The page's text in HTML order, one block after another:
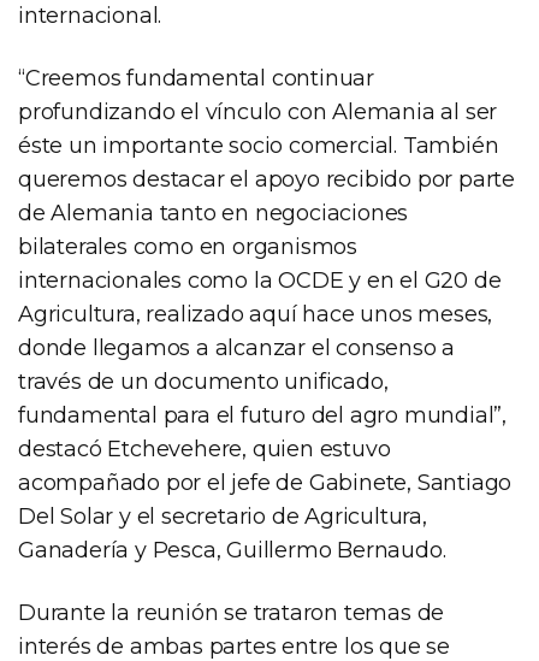
internacional.
“Creemos fundamental continuar
profundizando el vínculo con Alemania al ser
éste un importante socio comercial. También
queremos destacar el apoyo recibido por parte
de Alemania tanto en negociaciones
bilaterales como en organismos
internacionales como la OCDE y en el G20 de
Agricultura, realizado aquí hace unos meses,
donde llegamos a alcanzar el consenso a
través de un documento unificado,
fundamental para el futuro del agro mundial”,
destacó Etchevehere, quien estuvo
acompañado por el jefe de Gabinete, Santiago
Del Solar y el secretario de Agricultura,
Ganadería y Pesca, Guillermo Bernaudo.
Durante la reunión se trataron temas de
interés de ambas partes entre los que se